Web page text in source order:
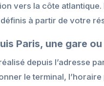
vers la côte atlantique.
à partir de votre
Paris, une gare
depuis l’adresse
le terminal,